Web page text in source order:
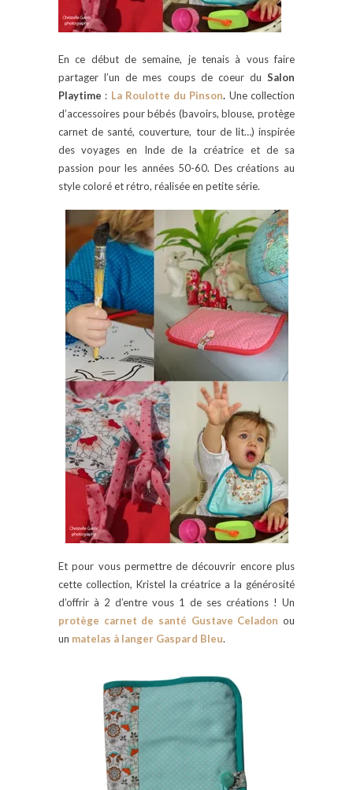
En ce début de semaine, je tenais à vous faire
partager l’un de mes coups de coeur du Salon
Playtime : La Roulotte du Pinson. Une collection
d’accessoires pour bébés (bavoirs, blouse, protège
carnet de santé, couverture, tour de lit…) inspirée
des voyages en Inde de la créatrice et de sa
passion pour les années 50-60. Des créations au
style coloré et rétro, réalisée en petite série.
Et pour vous permettre de découvrir encore plus
cette collection, Kristel la créatrice a la générosité
d’offrir à 2 d’entre vous 1 de ses créations ! Un
protège carnet de santé Gustave Celadon ou
un matelas à langer Gaspard Bleu.